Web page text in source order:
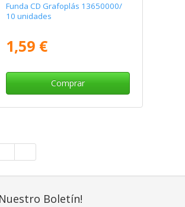
Funda CD Grafoplás 13650000/
10 unidades
1,59 €
Comprar
Boletín!